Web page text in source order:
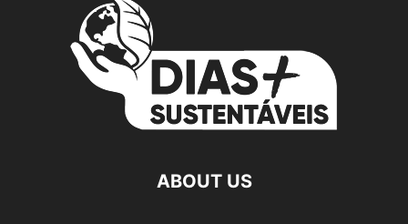
ABOUT US